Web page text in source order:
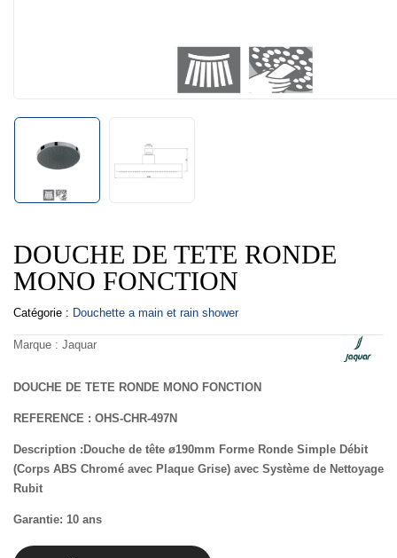
DOUCHE DE TETE RONDE
MONO FONCTION
Catégorie : Douchette a main et rain shower
Marque : Jaquar
DOUCHE DE TETE RONDE MONO FONCTION
REFERENCE : OHS-CHR-497N
Description :Douche de tête ø190mm Forme Ronde Simple Débit
(Corps ABS Chromé avec Plaque Grise) avec Système de Nettoyage
Rubit
Garantie: 10 ans